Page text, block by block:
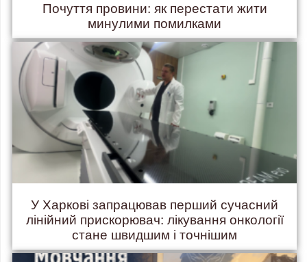
Почуття провини: як перестати жити
минулими помилками
У Харкові запрацював перший сучасний
лінійний прискорювач: лікування онкології
стане швидшим і точнішим